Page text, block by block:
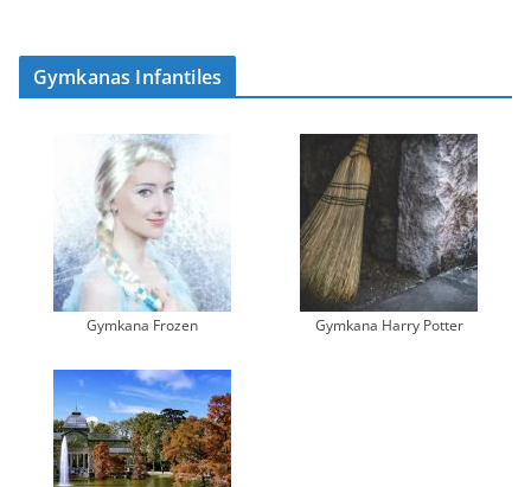
Gymkanas Infantiles
Gymkana Frozen Gymkana Harry Potter